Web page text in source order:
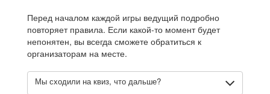
Перед началом каждой игры ведущий подробно
повторяет правила. Если какой-то момент будет
непонятен, вы всегда сможете обратиться к
организаторам на месте.
Мы сходили на квиз, что дальше?